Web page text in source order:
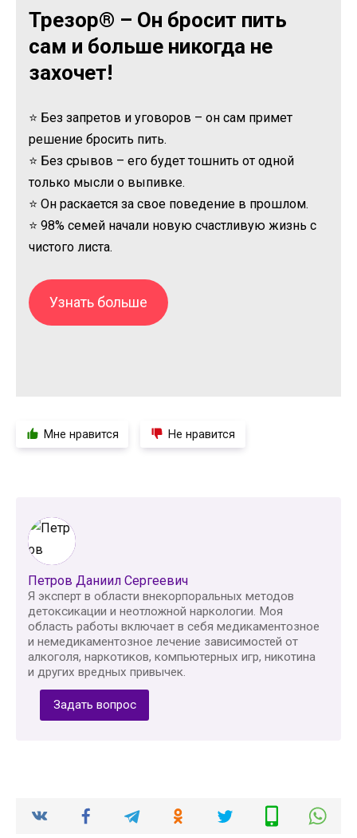
Трезор® – Он бросит пить
сам и больше никогда не
захочет!
⭐ Без запретов и уговоров – он сам примет
решение бросить пить.
⭐ Без срывов – его будет тошнить от одной
только мысли о выпивке.
⭐ Он раскается за свое поведение в прошлом.
⭐ 98% семей начали новую счастливую жизнь с
чистого листа.
Узнать больше
Мне нравится Не нравится
Петров Даниил Сергеевич
Я эксперт в области внекорпоральных методов
детоксикации и неотложной наркологии. Моя
область работы включает в себя медикаментозное
и немедикаментозное лечение зависимостей от
алкоголя, наркотиков, компьютерных игр, никотина
и других вредных привычек.
Задать вопрос